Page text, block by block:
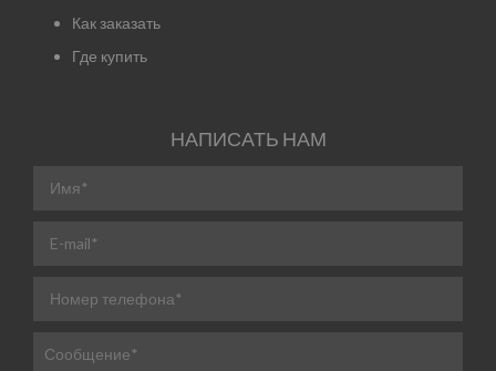
Как заказать
Где купить
НАПИСАТЬ НАМ